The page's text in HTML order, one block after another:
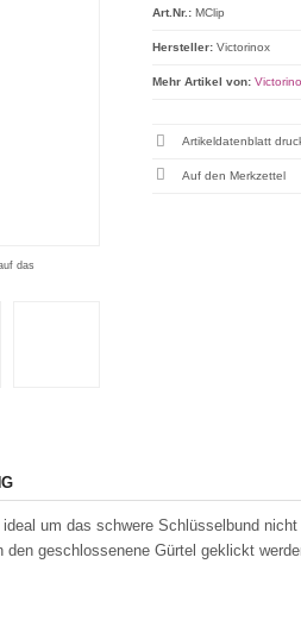
das
Art.Nr.: MClip
Hersteller: Victorinox
Mehr Artikel von:
Artikeldatenblatt
um das schwere Schlüsselbund
den geschlossenene Gürtel geklickt